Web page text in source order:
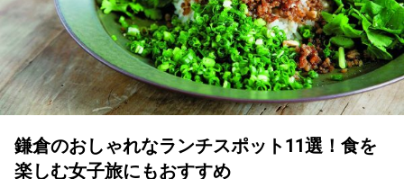
鎌倉のおしゃれなランチスポット11選！食を
楽しむ女子旅にもおすすめ